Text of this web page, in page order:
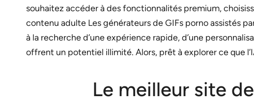
souhaitez accéder à des fonctionnalités premium,
contenu adulte Les générateurs de GIFs porno assistés
à la recherche d’une expérience rapide, d’une
offrent un potentiel illimité. Alors, prêt à explorer ce que
Le meilleur site